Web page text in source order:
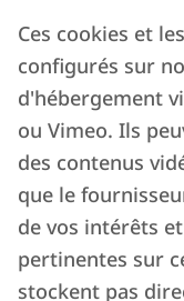
Ces cookies et
configurés sur
d'hébergement
ou Vimeo. Ils
des contenus
que le
de vos intérêts
pertinentes sur
stockent pas